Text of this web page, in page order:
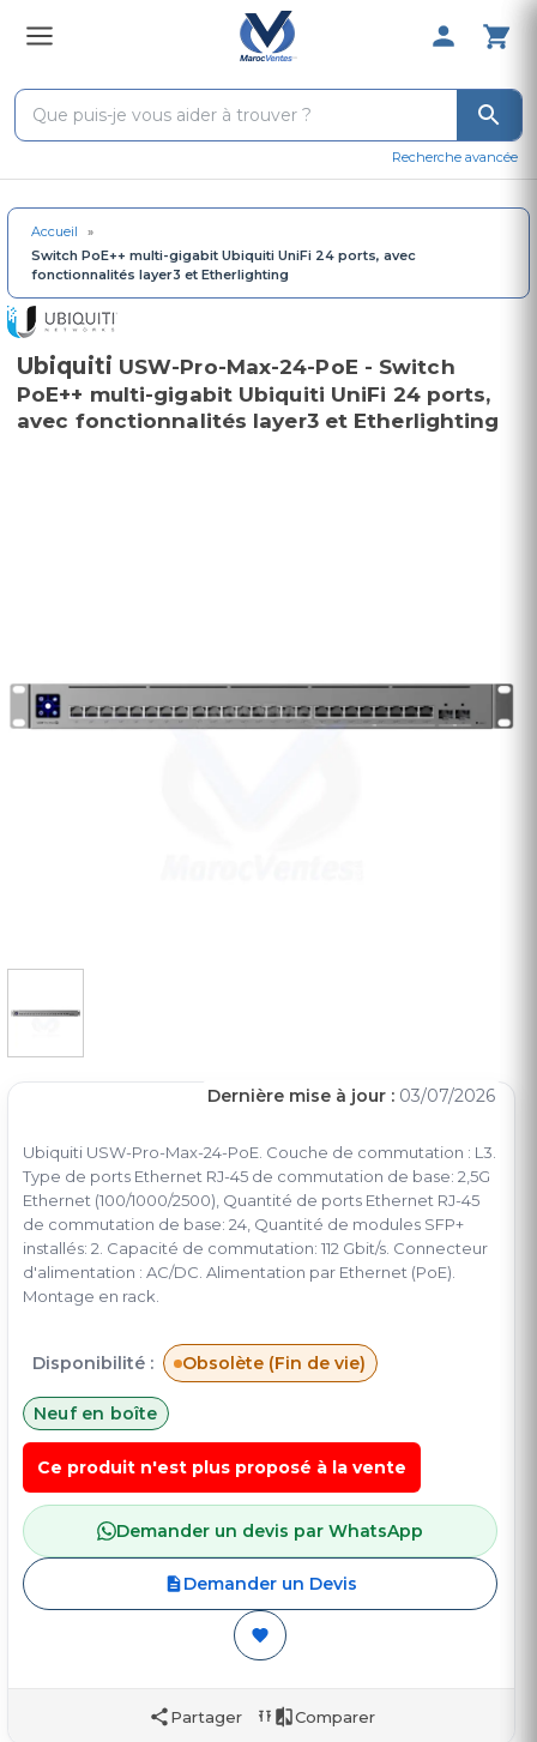
0 Produit
Recherche avancée
Accueil
»
Switch PoE++ multi-gigabit Ubiquiti UniFi 24 ports, avec
fonctionnalités layer3 et Etherlighting
Ubiquiti USW-Pro-Max-24-PoE - Switch
PoE++ multi-gigabit Ubiquiti UniFi 24 ports,
avec fonctionnalités layer3 et Etherlighting
Ubiquiti USW-Pro-Max-24-PoE. Couche de commutation : L3.
Type de ports Ethernet RJ-45 de commutation de base: 2,5G
Ethernet (100/1000/2500), Quantité de ports Ethernet RJ-45
de commutation de base: 24, Quantité de modules SFP+
installés: 2. Capacité de commutation: 112 Gbit/s. Connecteur
d'alimentation : AC/DC. Alimentation par Ethernet (PoE).
Montage en rack.
Disponibilité : Obsolète (Fin de vie)
Dernière mise à jour : 03/07/2026
Neuf en boîte
Ce produit n'est plus proposé à la vente
Demander un devis par WhatsApp
Demander un Devis
Partager Comparer